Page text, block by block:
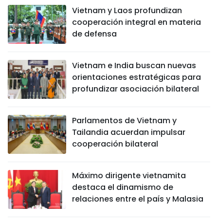
Vietnam y Laos profundizan
cooperación integral en materia
de defensa
Vietnam e India buscan nuevas
orientaciones estratégicas para
profundizar asociación bilateral
Parlamentos de Vietnam y
Tailandia acuerdan impulsar
cooperación bilateral
Máximo dirigente vietnamita
destaca el dinamismo de
relaciones entre el país y Malasia